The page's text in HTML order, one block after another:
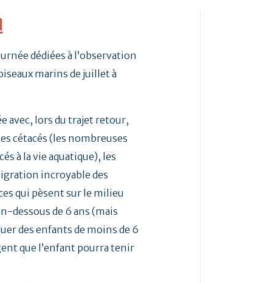
dédiées à l’observation
marins de juillet à
avec, lors du trajet retour,
cétacés (les nombreuses
à la vie aquatique), les
incroyable des
qui pèsent sur le milieu
dessous de 6 ans (mais
des enfants de moins de 6
que l’enfant pourra tenir